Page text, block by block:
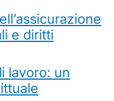
e diritti
lavoro: un